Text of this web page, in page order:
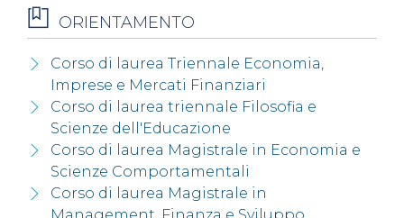
ORIENTAMENTO
Corso di laurea Triennale Economia,
Imprese e Mercati Finanziari
Corso di laurea triennale Filosofia e
Scienze dell'Educazione
Corso di laurea Magistrale in Economia e
Scienze Comportamentali
Corso di laurea Magistrale in